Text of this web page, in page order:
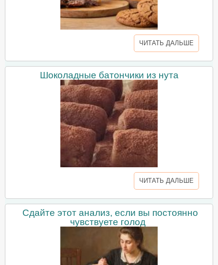
ЧИТАТЬ ДАЛЬШЕ
Шоколадные батончики из нута
ЧИТАТЬ ДАЛЬШЕ
Сдайте этот анализ, если вы постоянно
чувствуете голод